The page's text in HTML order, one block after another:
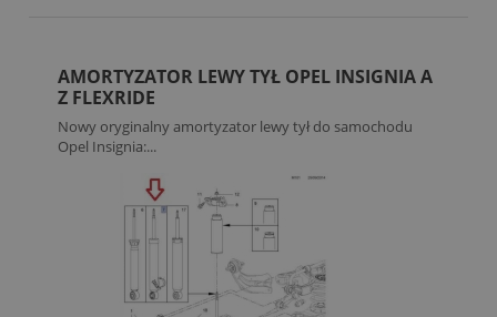
AMORTYZATOR LEWY TYŁ OPEL INSIGNIA A
Z FLEXRIDE
Nowy oryginalny amortyzator lewy tył do samochodu
Opel Insignia:...